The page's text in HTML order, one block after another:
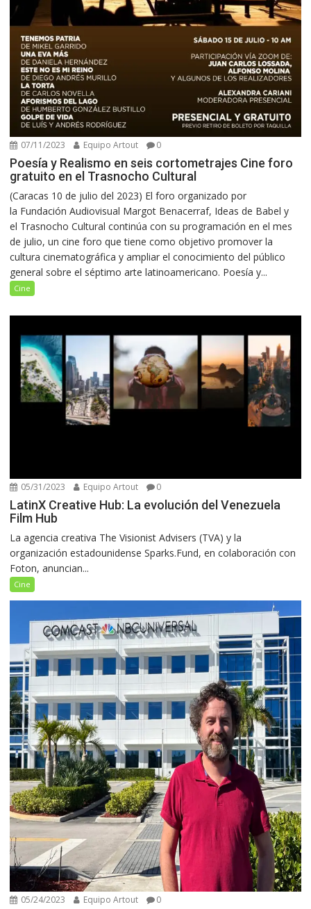
07/11/2023 Equipo Artout 0
Poesía y Realismo en seis cortometrajes Cine foro
gratuito en el Trasnocho Cultural
(Caracas 10 de julio del 2023) El foro organizado por
la Fundación Audiovisual Margot Benacerraf, Ideas de Babel y
el Trasnocho Cultural continúa con su programación en el mes
de julio, un cine foro que tiene como objetivo promover la
cultura cinematográfica y ampliar el conocimiento del público
general sobre el séptimo arte latinoamericano. Poesía y...
Cine
05/31/2023 Equipo Artout 0
LatinX Creative Hub: La evolución del Venezuela
Film Hub
La agencia creativa The Visionist Advisers (TVA) y la
organización estadounidense Sparks.Fund, en colaboración con
Foton, anuncian...
Cine
05/24/2023 Equipo Artout 0